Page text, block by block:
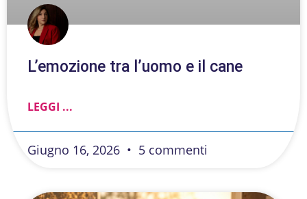
L’emozione tra l’uomo e il cane
LEGGI ...
Giugno 16, 2026 5 commenti